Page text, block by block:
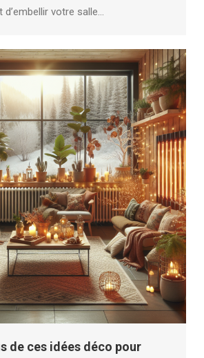
votre salle…
de ces idées déco pour